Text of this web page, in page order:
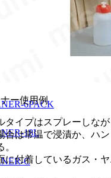
ー使用例
タイプはスプレーしな
合は常温で浸漬か、ハ
に付着しているガス・
6PACK
18L
C